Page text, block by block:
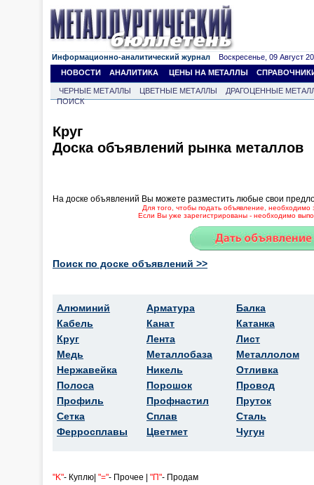
Информационно-аналитический журнал Воскресенье, 09 Август
НОВОСТИ
АНАЛИТИКА ЦЕНЫ НА МЕТАЛЛЫ
ЧЕРНЫЕ МЕТАЛЛЫ ЦВЕТНЫЕ МЕТАЛЛЫ
ДРАГОЦЕННЫЕ
ПОИСК
Круг
Доска объявлений рынка металлов
На доске объявлений Вы можете разместить любые свои
Для того, чтобы подать объявление, необходимо
Если Вы уже зарегистрированы - необходимо
Поиск по доске объявлений >>
Алюминий
Кабель
Круг
Медь
Нержавейка
Полоса
Профиль
Сетка
Ферросплавы
Арматура
Канат
Лента
Металлобаза
Никель
Порошок
Профнастил
Сплав
Цветмет
Балка
Катанка
Лист
Металлолом
Отливка
Провод
Пруток
Сталь
Чугун
"K"- Куплю| "="- Прочее | "П"- Продам